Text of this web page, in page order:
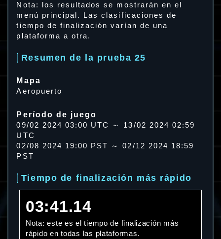
Nota: los resultados se mostrarán en el
menú principal. Las clasificaciones de
tiempo de finalización varían de una
plataforma a otra.
Resumen de la prueba 25
Mapa
Aeropuerto
Período de juego
09/02 2024 03:00 UTC ～ 13/02 2024 02:59
UTC
02/08 2024 19:00 PST ～ 02/12 2024 18:59
PST
Tiempo de finalización más rápido
03:41.14
Nota: este es el tiempo de finalización más
rápido en todas las plataformas.